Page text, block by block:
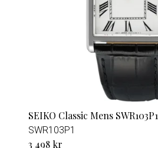
SEIKO Classic Mens SWR103P1
SWR103P1
3 498 kr